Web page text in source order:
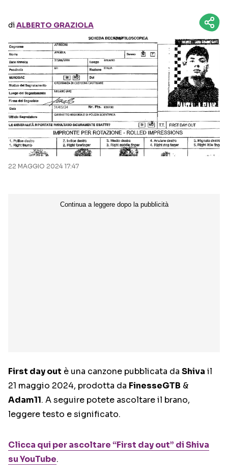
Seguici sui social
diALBERTO GRAZIOLA
22 MAGGIO 2024 17:47
First day out è una canzone pubblicata da Shiva il
21 maggio 2024, prodotta da FinesseGTB &
Adam11. A seguire potete ascoltare il brano,
leggere testo e significato.
Clicca qui per ascoltare “First day out” di Shiva
su YouTube.